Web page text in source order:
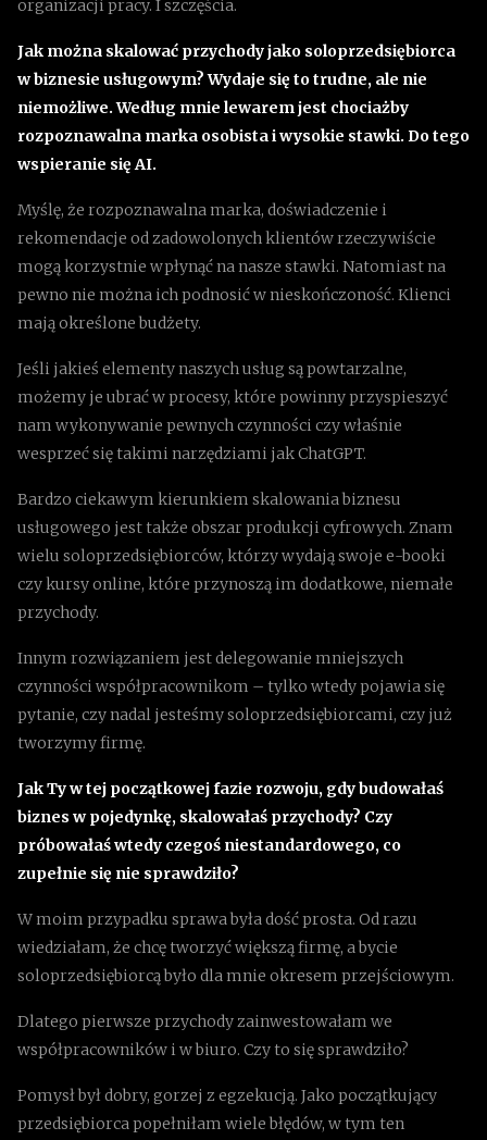
organizacji pracy. I szczęścia.
Jak można skalować przychody jako soloprzedsiębiorca
w biznesie usługowym? Wydaje się to trudne, ale nie
niemożliwe. Według mnie lewarem jest chociażby
rozpoznawalna marka osobista i wysokie stawki. Do tego
wspieranie się AI.
Myślę, że rozpoznawalna marka, doświadczenie i
rekomendacje od zadowolonych klientów rzeczywiście
mogą korzystnie wpłynąć na nasze stawki. Natomiast na
pewno nie można ich podnosić w nieskończoność. Klienci
mają określone budżety.
Jeśli jakieś elementy naszych usług są powtarzalne,
możemy je ubrać w procesy, które powinny przyspieszyć
nam wykonywanie pewnych czynności czy właśnie
wesprzeć się takimi narzędziami jak ChatGPT.
Bardzo ciekawym kierunkiem skalowania biznesu
usługowego jest także obszar produkcji cyfrowych. Znam
wielu soloprzedsiębiorców, którzy wydają swoje e-booki
czy kursy online, które przynoszą im dodatkowe, niemałe
przychody.
Innym rozwiązaniem jest delegowanie mniejszych
czynności współpracownikom – tylko wtedy pojawia się
pytanie, czy nadal jesteśmy soloprzedsiębiorcami, czy już
tworzymy firmę.
Jak Ty w tej początkowej fazie rozwoju, gdy budowałaś
biznes w pojedynkę, skalowałaś przychody? Czy
próbowałaś wtedy czegoś niestandardowego, co
zupełnie się nie sprawdziło?
W moim przypadku sprawa była dość prosta. Od razu
wiedziałam, że chcę tworzyć większą firmę, a bycie
soloprzedsiębiorcą było dla mnie okresem przejściowym.
Dlatego pierwsze przychody zainwestowałam we
współpracowników i w biuro. Czy to się sprawdziło?
Pomysł był dobry, gorzej z egzekucją. Jako początkujący
przedsiębiorca popełniłam wiele błędów, w tym ten